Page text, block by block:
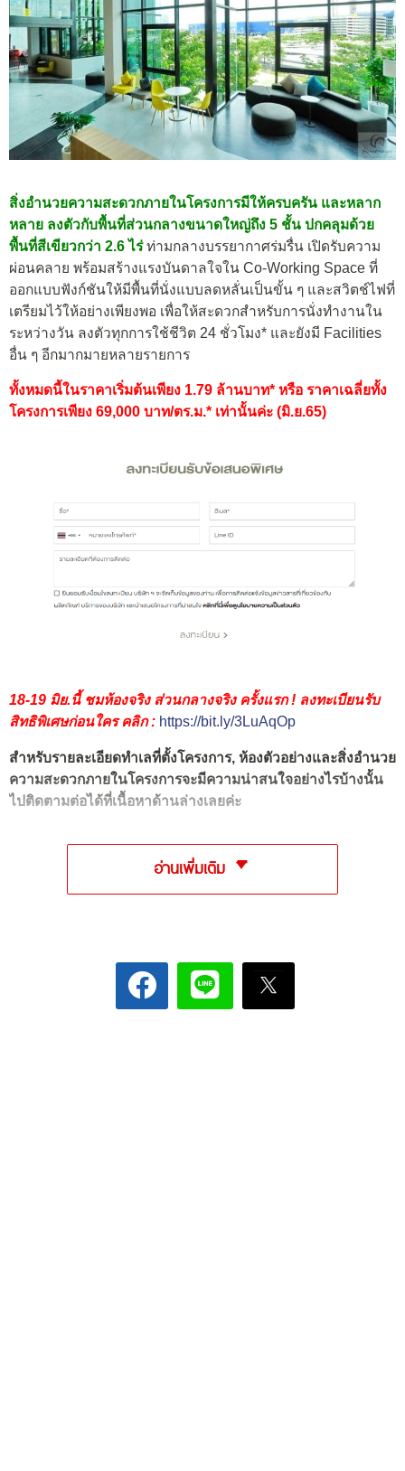
สิ่งอำนวยความสะดวกภายในโครงการมีให้ครบครัน และหลาก
หลาย ลงตัวกับพื้นที่ส่วนกลางขนาดใหญ่ถึง 5 ชั้น ปกคลุมด้วย
พื้นที่สีเขียวกว่า 2.6 ไร่ท่ามกลางบรรยากาศร่มรื่น เปิดรับความ
ผ่อนคลาย พร้อมสร้างแรงบันดาลใจใน Co-Working Space ที่
ออกแบบฟังก์ชันให้มีพื้นที่นั่งแบบลดหลั่นเป็นขั้น ๆ และสวิตช์ไฟที่
เตรียมไว้ให้อย่างเพียงพอ เพื่อให้สะดวกสำหรับการนั่งทำงานใน
ระหว่างวัน ลงตัวทุกการใช้ชีวิต 24 ชั่วโมง* และยังมี Facilities
อื่น ๆ อีกมากมายหลายรายการ
ทั้งหมดนี้ในราคาเริ่มต้นเพียง 1.79 ล้านบาท* หรือ ราคาเฉลี่ยทั้ง
โครงการเพียง 69,000 บาท/ตร.ม.* เท่านั้นค่ะ (มิ.ย.65)
18-19 มิย.นี้ ชมห้องจริง ส่วนกลางจริง ครั้งแรก ! ลงทะเบียนรับ
สิทธิพิเศษก่อนใคร คลิก : https://bit.ly/3LuAqOp
สำหรับรายละเอียดทำเลที่ตั้งโครงการ, ห้องตัวอย่างและสิ่งอำนวย
ความสะดวกภายในโครงการจะมีความน่าสนใจอย่างไรบ้างนั้น
ไปติดตามต่อได้ที่เนื้อหาด้านล่างเลยค่ะ
อ่านเพิ่มเติม